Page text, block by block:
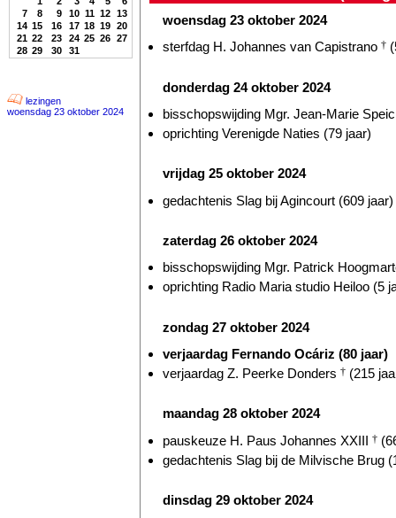
7
8 9 10 11 12 13
14 15 16 17 18 19 20
21 22 23 24 25 26 27
28 29 30 31
lezingen
woensdag 23 oktober 2024
woensdag 23 oktober 2024
sterfdag H. Johannes van Capistrano †
donderdag 24 oktober 2024
bisschopswijding Mgr. Jean-Marie
oprichting Verenigde Naties (79 jaar)
vrijdag 25 oktober 2024
gedachtenis Slag bij Agincourt (609 jaar)
zaterdag 26 oktober 2024
bisschopswijding Mgr. Patrick
oprichting Radio Maria studio Heiloo (5
zondag 27 oktober 2024
verjaardag Fernando Ocáriz (80 jaar)
verjaardag Z. Peerke Donders † (215
maandag 28 oktober 2024
pauskeuze H. Paus Johannes XXIII †
gedachtenis Slag bij de Milvische Brug
dinsdag 29 oktober 2024